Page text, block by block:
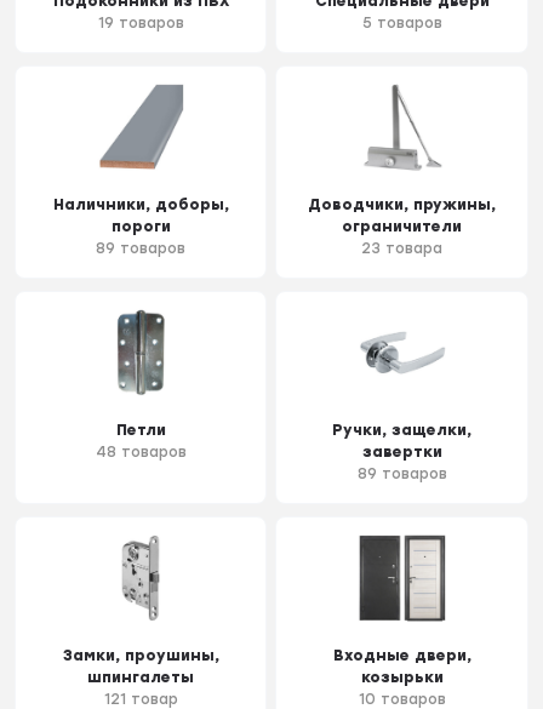
19 товаров
5 товаров
Наличники, доборы,
пороги
89 товаров
Доводчики, пружины,
ограничители
23 товара
Петли
48 товаров
Ручки, защелки,
завертки
89 товаров
Замки, проушины,
шпингалеты
121 товар
Входные двери,
козырьки
10 товаров